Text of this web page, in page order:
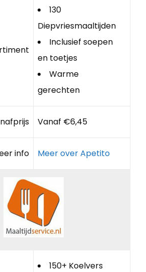
130
Diepvriesmaaltijden
Inclusief soepen
en toetjes
Warme
gerechten
Vanaf €6,45
info Meer over Apetito
150+ Koelvers